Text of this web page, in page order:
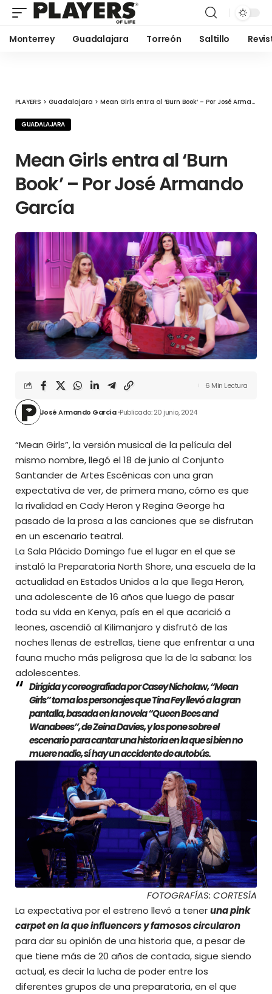
Monterrey Guadalajara Torreón Saltillo
PLAYERS > Guadalajara > Mean Girls entra al ‘Burn Book’ – Por José Armando García
GUADALAJARA
Mean Girls entra al ‘Burn
Book’ – Por José Armando
García
José Armando García Publicado: 20 junio, 2024
6 Min Lectura
“Mean Girls”, la versión musical de la película del
mismo nombre, llegó el 18 de junio al Conjunto
Santander de Artes Escénicas con una gran
expectativa de ver, de primera mano, cómo es que
la rivalidad en Cady Heron y Regina George ha
pasado de la prosa a las canciones que se disfrutan
en un escenario teatral.
La Sala Plácido Domingo fue el lugar en el que se
instaló la Preparatoria North Shore, una escuela de la
actualidad en Estados Unidos a la que llega Heron,
una adolescente de 16 años que luego de pasar
toda su vida en Kenya, país en el que acarició a
leones, ascendió al Kilimanjaro y disfrutó de las
noches llenas de estrellas, tiene que enfrentar a una
fauna mucho más peligrosa que la de la sabana: los
adolescentes.
Dirigida y coreografiada por Casey Nicholaw, “Mean
Girls” toma los personajes que Tina Fey llevó a la gran
pantalla, basada en la novela “Queen Bees and
Wanabees”, de Zeina Davies, y los pone sobre el
escenario para cantar una historia en la que si bien no
muere nadie, sí hay un accidente de autobús.
FOTOGRAFÍAS: CORTESÍA
La expectativa por el estreno llevó a teneruna pink
carpet en la que influencers y famosos circularon
para dar su opinión de una historia que, a pesar de
que tiene más de 20 años de contada, sigue siendo
actual, es decir la lucha de poder entre los
diferentes grupos de una preparatoria, en el que